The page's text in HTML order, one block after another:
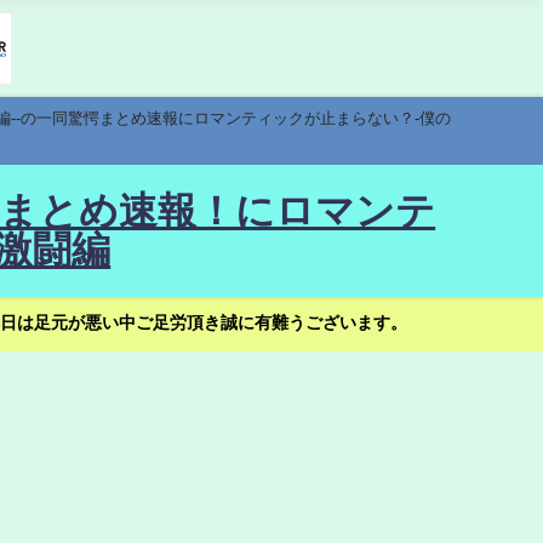
の一同驚愕まとめ速報にロマンティックが止まらない？-僕の
とめ速報！にロマンテ
闘編
足元が悪い中ご足労頂き誠に有難うございます。